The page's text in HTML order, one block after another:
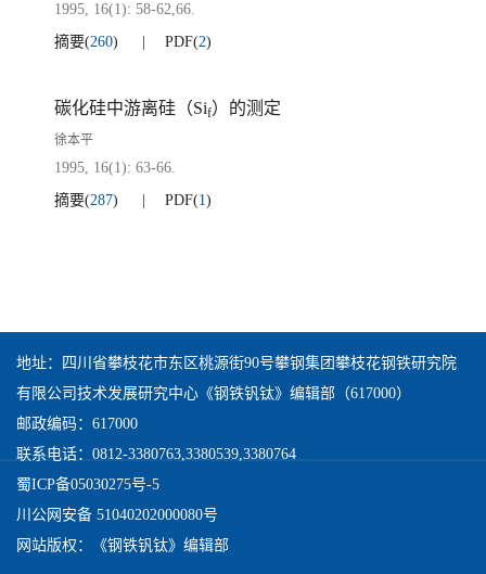
1995, 16(1): 58-62,66.
摘要(260) PDF(2)
碳化硅中游离硅（Sif）的测定
徐本平
1995, 16(1): 63-66.
摘要(287) PDF(1)
地址：四川省攀枝花市东区桃源街90号攀钢集团攀枝花钢铁研究院
有限公司技术发展研究中心《钢铁钒钛》编辑部（617000）
邮政编码：617000
联系电话：0812-3380763,3380539,3380764
蜀ICP备05030275号-5
川公网安备 51040202000080号
网站版权：《钢铁钒钛》编辑部